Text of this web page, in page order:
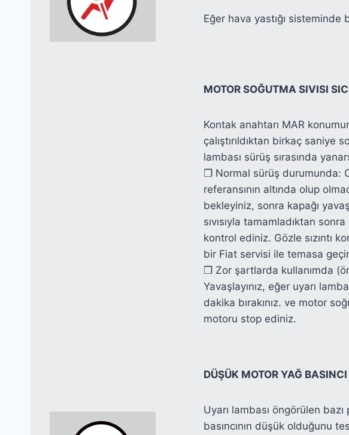
Eğer hava yastığı sisteminde
MOTOR SOĞUTMA SIVISI
Kontak anahtarı MAR
çalıştırıldıktan birkaç saniye
lambası sürüş sırasında
❒ Normal sürüş durumunda:
referansının altında olup
bekleyiniz, sonra kapağı
sıvısıyla tamamladıktan
kontrol ediniz. Gözle sızıntı
bir Fiat servisi ile temasa
❒ Zor şartlarda kullanımda
Yavaşlayınız, eğer uyarı
dakika bırakınız. ve motor
motoru stop ediniz.
DÜŞÜK MOTOR YAĞ BASINCI
Uyarı lambası öngörülen
basıncının düşük olduğunu